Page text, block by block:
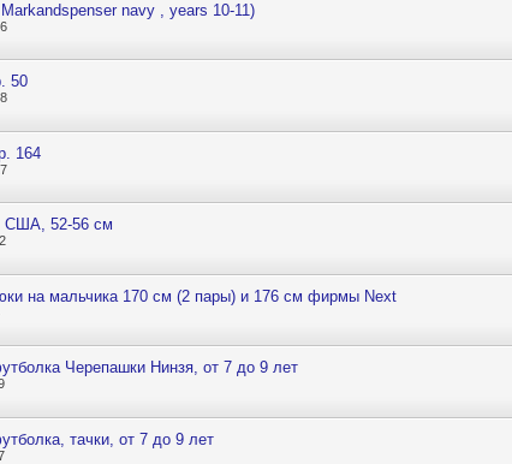
navy , years 10-11)
50
164
США, 52-56 см
на мальчика 170 см (2 пары) и 176 см фирмы Next
Черепашки Нинзя, от 7 до 9 лет
тачки, от 7 до 9 лет